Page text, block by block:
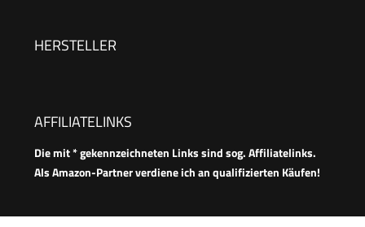
Flimmer- und UV-freie LED-Tageslichtleuchte,
HERSTELLER
AFFILIATELINKS
Die mit * gekennzeichneten Links sind sog. Affiliatelinks.
Als Amazon-Partner verdiene ich an qualifizierten Käufen!